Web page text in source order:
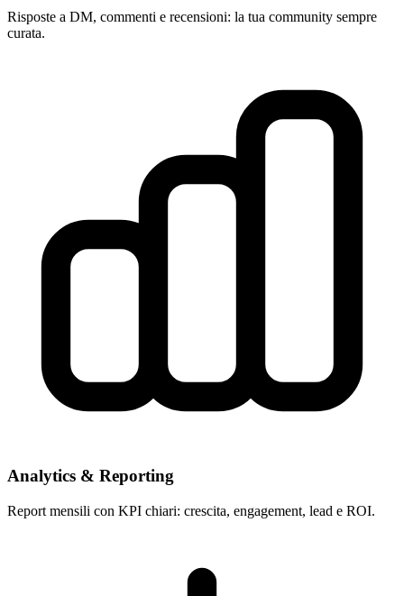
Risposte a DM, commenti e recensioni: la tua community sempre
curata.
Analytics & Reporting
Report mensili con KPI chiari: crescita, engagement, lead e ROI.